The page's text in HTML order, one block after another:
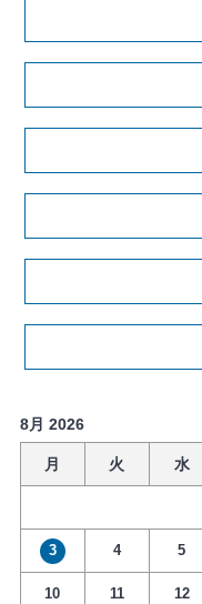
8月 2026
月 火 水
3 4 5
10 11 12